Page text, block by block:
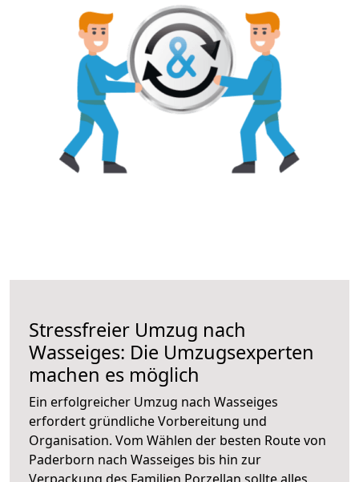
Stressfreier Umzug nach
Wasseiges: Die Umzugsexperten
machen es möglich
Ein erfolgreicher Umzug nach Wasseiges
erfordert gründliche Vorbereitung und
Organisation. Vom Wählen der besten Route von
Paderborn nach Wasseiges bis hin zur